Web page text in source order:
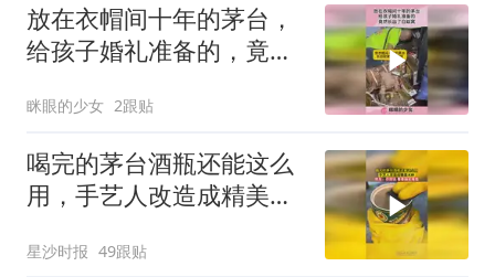
放在衣帽间十年的茅台，
给孩子婚礼准备的，竟然
眯眼的少女 2跟贴
喝完的茅台酒瓶还能这么
用，手艺人改造成精美水
实高级
星沙时报 49跟贴